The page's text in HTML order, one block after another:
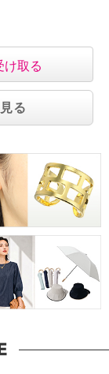
け取る
る